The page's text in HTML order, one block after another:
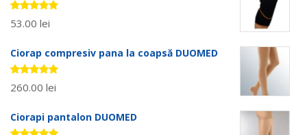
Evaluat la
5.00stele
53.00 lei
Ciorap compresiv pana la coapsă DUOMED
Evaluat la
5.00stele
260.00 lei
Ciorapi pantalon DUOMED